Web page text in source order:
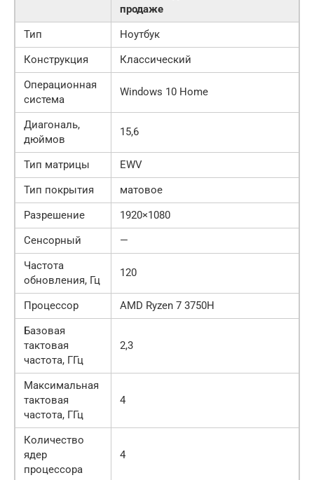
продаже
Тип
Ноутбук
Конструкция
Классический
Операционная
система
Windows 10 Home
Диагональ,
дюймов
15,6
Тип матрицы
EWV
Тип покрытия
матовое
Разрешение
1920×1080
Сенсорный
—
Частота
обновления, Гц
120
Процессор
AMD Ryzen 7 3750H
Базовая
тактовая
частота, ГГц
2,3
Максимальная
тактовая
частота, ГГц
4
Количество
ядер
процессора
4